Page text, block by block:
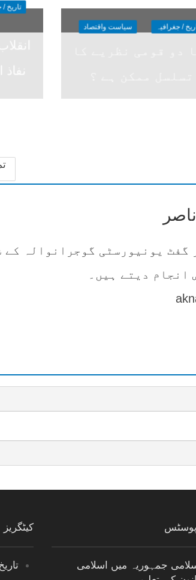
/ جغرافیہ سیاست واقتصاد
تاریخ /
گفٹ یونیورسٹی گوجرانوالہ کے
انجام دیتے ہیں۔
پوسٹس
جمہوریہ میں اسلامی
کیٹگریز